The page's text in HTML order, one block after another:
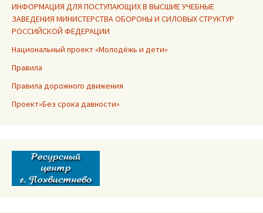
ИНФОРМАЦИЯ ДЛЯ ПОСТУПАЮЩИХ В ВЫСШИЕ УЧЕБНЫЕ
ЗАВЕДЕНИЯ МИНИСТЕРСТВА ОБОРОНЫ И СИЛОВЫХ СТРУКТУР
РОССИЙСКОЙ ФЕДЕРАЦИИ
Национальный проект «Молодёжь и дети»
Правила
Правила дорожного движения
Проект»Без срока давности»